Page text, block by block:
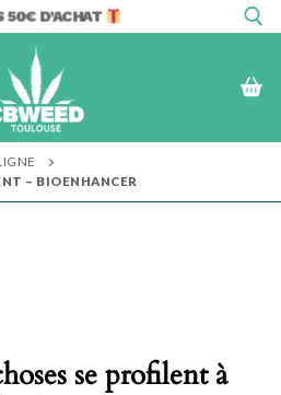
50€ D’ACHAT
Rechercher :
– BIOENHANCER
se profilent à